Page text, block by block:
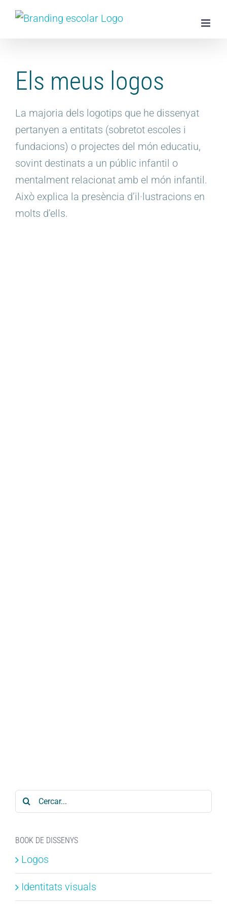
Skip
Els meus logos
La majoria dels logotips que he dissenyat
pertanyen a entitats (sobretot escoles i
fundacions) o projectes del món educatiu,
sovint destinats a un públic infantil o
mentalment relacionat amb el món infantil.
Això explica la presència d’il·lustracions en
molts d’ells.
Cerca
…
BOOK DE DISSENYS
Logos
Identitats visuals